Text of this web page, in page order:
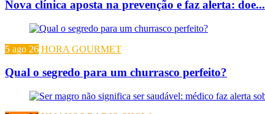
Nova clínica aposta na prevenção e faz alerta: doe...
5 ago 26 HORA GOURMET
Qual o segredo para um churrasco perfeito?